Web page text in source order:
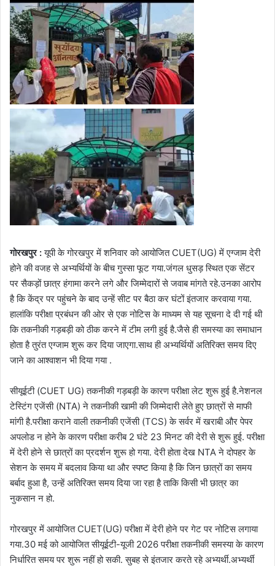
गोरखपुर :यूपी के गोरखपुर में शनिवार को आयोजित CUET(UG) में एग्जाम देरी
होने की वजह से अभ्यर्थियों के बीच गुस्सा फूट गया.जंगल धुसड़ स्थित एक सेंटर
पर सैकड़ों छात्र हंगामा करने लगे और जिम्मेदारों से जवाब मांगते रहे.उनका आरोप
है कि केंद्र पर पहुंचने के बाद उन्हें सीट पर बैठा कर घंटों इंतजार करवाया गया.
हालांकि परीक्षा प्रबंधन की ओर से एक नोटिस के माध्यम से यह सूचना दे दी गई थी
कि तकनीकी गड़बड़ी को ठीक करने में टीम लगी हुई है.जैसे ही समस्या का समाधान
होता है तुरंत एग्जाम शुरू कर दिया जाएगा.साथ ही अभ्यर्थियों अतिरिक्त समय दिए
जाने का आश्वाशन भी दिया गया .
सीयूईटी (CUET UG) तकनीकी गड़बड़ी के कारण परीक्षा लेट शुरू हुई है.नेशनल
टेस्टिंग एजेंसी (NTA) ने तकनीकी खामी की जिम्मेदारी लेते हुए छात्रों से माफी
मांगी है.परीक्षा कराने वाली तकनीकी एजेंसी (TCS) के सर्वर में खराबी और पेपर
अपलोड न होने के कारण परीक्षा करीब 2 घंटे 23 मिनट की देरी से शुरू हुई. परीक्षा
में देरी होने से छात्रों का प्रदर्शन शुरू हो गया. देरी होता देख NTA ने दोपहर के
सेशन के समय में बदलाव किया था और स्पष्ट किया है कि जिन छात्रों का समय
बर्बाद हुआ है, उन्हें अतिरिक्त समय दिया जा रहा है ताकि किसी भी छात्र का
नुकसान न हो.
गोरखपुर में आयोजित CUET(UG) परीक्षा में देरी होने पर गेट पर नोटिस लगाया
गया.30 मई को आयोजित सीयूईटी-यूजी 2026 परीक्षा तकनीकी समस्या के कारण
निर्धारित समय पर शुरू नहीं हो सकी. सुबह से इंतजार करते रहे अभ्यर्थी.अभ्यर्थी